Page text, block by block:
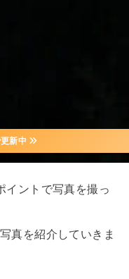
新中
イントで写真を撮っ
真を紹介していきま